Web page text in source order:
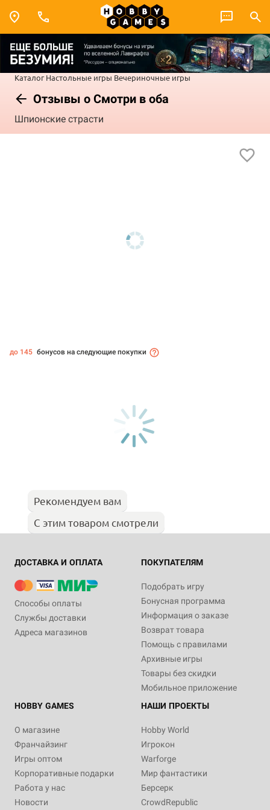
Каталог Настольные игры Вечериночные игры
Отзывы о Смотри в оба
Шпионские страсти
до 145 бонусов на следующие покупки
Рекомендуем вам
С этим товаром смотрели
ДОСТАВКА И ОПЛАТА
Способы оплаты
Службы доставки
Адреса магазинов
ПОКУПАТЕЛЯМ
Подобрать игру
Бонусная программа
Информация о заказе
Возврат товара
Помощь с правилами
Архивные игры
Товары без скидки
Мобильное приложение
HOBBY GAMES
О магазине
Франчайзинг
Игры оптом
Корпоративные подарки
Работа у нас
Новости
НАШИ ПРОЕКТЫ
Hobby World
Игрокон
Warforge
Мир фантастики
Берсерк
CrowdRepublic